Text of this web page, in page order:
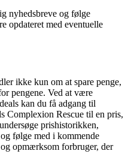
nyhedsbreve og følge
opdateret med eventuelle
ikke kun om at spare penge,
pengene. Ved at være
kan du få adgang til
Complexion Rescue til en pris,
prishistorikken,
følge med i kommende
opmærksom forbruger, der